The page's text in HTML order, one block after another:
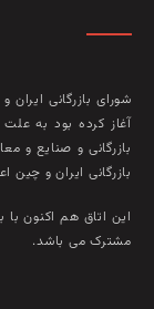
آغاز کرده بود به
بازرگانی و صنايع و
بازرگانی ايران و چين
مشترک می باشد.